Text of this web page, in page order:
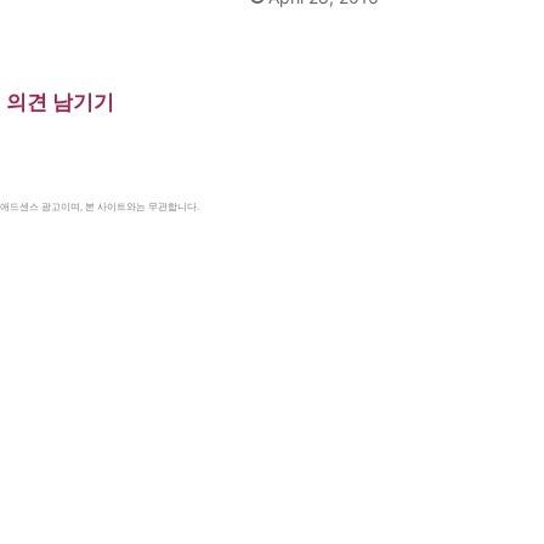
의견 남기기
드센스 광고이며, 본 사이트와는 무관합니다.